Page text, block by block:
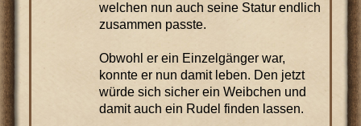
welchen nun auch seine Statur endlich
zusammen passte.
Obwohl er ein Einzelgänger war,
konnte er nun damit leben. Den jetzt
würde sich sicher ein Weibchen und
damit auch ein Rudel finden lassen.